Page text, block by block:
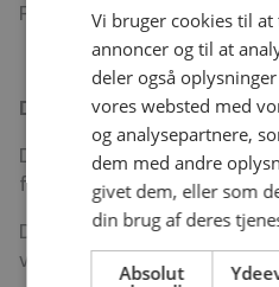
PET/CT.
Dine kvalifikationer:
Du er speciallæge i et
fagområdecertificeret i
Du skal have gode
være god til at skabe overblik.
Vi bruger cookies til
annoncer og til at
deler også
vores websted med
og analysepartnere,
dem med andre
givet dem, eller som
din brug af deres
Absolut